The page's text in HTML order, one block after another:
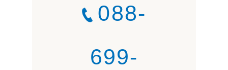
088-
699-